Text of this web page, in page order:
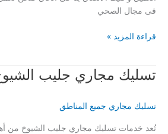
فى مجال الصحي
تسليك
الكويت
قراءة المزيد »
تسليك مجاري جليب
تسليك مجاري جميع المناطق
تُعد خدمات تسليك مجاري جليب الشيوخ من